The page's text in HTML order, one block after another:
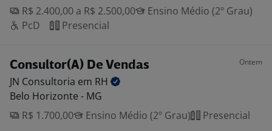
R$ 2.400,00 a R$ 2.500,00
Ensino Médio (2º Grau)
PcD
Presencial
Consultor(A) De Vendas Ontem
JN Consultoria em RH
Belo Horizonte - MG
R$ 1.700,00
Ensino Médio (2º Grau) Presencial